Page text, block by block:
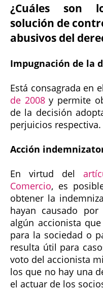
¿Cuáles son
solución de
abusivos del
Impugnación de la
Está consagrada en el
de 2008y permite
de la decisión
perjuicios respectiva.
Acción
En virtud del
Comercio, es
obtener la
hayan causado
algún accionista
para la sociedad o
resulta útil para
voto del accionista
los que no hay una
el actuar de los